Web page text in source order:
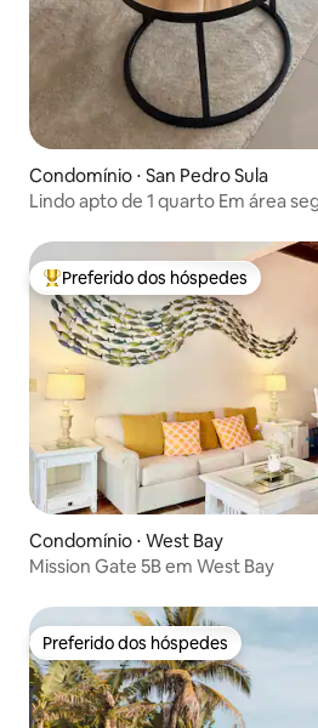
Condomínio ⋅ San Pedro Sula
Lindo apto de 1 quarto Em área
Entre os melhores preferidos dos
Preferido dos hóspedes
Condomínio ⋅ West Bay
Mission Gate 5B em West Bay
Preferido dos hóspedes
Preferido dos hóspedes